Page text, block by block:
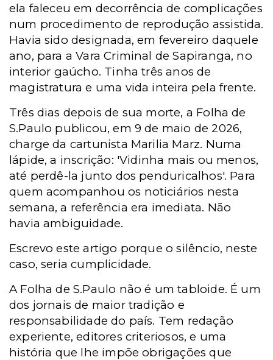
ela faleceu em decorrência de complicações
num procedimento de reprodução assistida.
Havia sido designada, em fevereiro daquele
ano, para a Vara Criminal de Sapiranga, no
interior gaúcho. Tinha três anos de
magistratura e uma vida inteira pela frente.
Três dias depois de sua morte, a Folha de
S.Paulo publicou, em 9 de maio de 2026,
charge da cartunista Marilia Marz. Numa
lápide, a inscrição: 'Vidinha mais ou menos,
até perdê-la junto dos penduricalhos'. Para
quem acompanhou os noticiários nesta
semana, a referência era imediata. Não
havia ambiguidade.
Escrevo este artigo porque o silêncio, neste
caso, seria cumplicidade.
A Folha de S.Paulo não é um tabloide. É um
dos jornais de maior tradição e
responsabilidade do país. Tem redação
experiente, editores criteriosos, e uma
história que lhe impõe obrigações que